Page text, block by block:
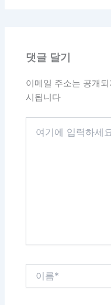
댓글 달기
이메일 주소는 공개
시됩니다